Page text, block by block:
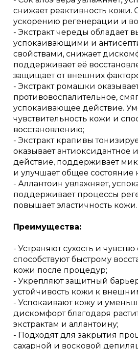
снижает реактивность кожи.
ускорению регенерации и
- Экстракт череды обладает
успокаивающими и
свойствами, снижает
поддерживает её
защищает от внешних
- Экстракт ромашки
противовоспалительное,
успокаивающее действие.
чувствительность кожи и
восстановлению;
- Экстракт крапивы
оказывает антиоксидантное
действие, поддерживает
и улучшает общее состояние
- Аллантоин увлажняет,
поддерживает процессы
повышает эластичность кожи.
Преимущества:
- Устраняют сухость и чувство
способствуют быстрому
кожи после процедур;
- Укрепляют защитный
устойчивость кожи к
- Успокаивают кожу и
дискомфорт благодаря
экстрактам и аллантоину;
- Подходят для закрытия
сахарной и восковой